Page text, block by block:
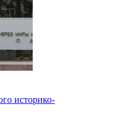
историко-